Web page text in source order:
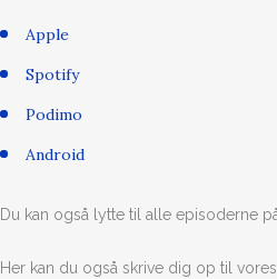
Apple
Spotify
Podimo
Android
Du kan også lytte til alle episoderne
Her kan du også skrive dig op til